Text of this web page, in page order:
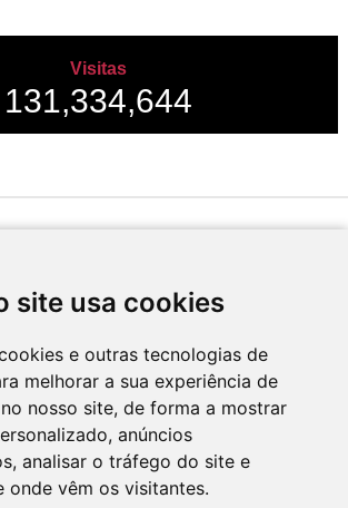
site usa cookies
e outras tecnologias de
melhorar a sua experiência de
nosso site, de forma a mostrar
anúncios
analisar o tráfego do site e
onde vêm os visitantes.
Visitas
131,334,644